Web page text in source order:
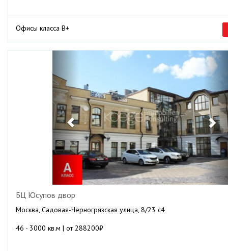
Офисы класса B+
БЦ Юсупов двор
Москва, Садовая-Черногрязская улица, 8/23 с4
46 - 3000 кв.м | от 288200₽